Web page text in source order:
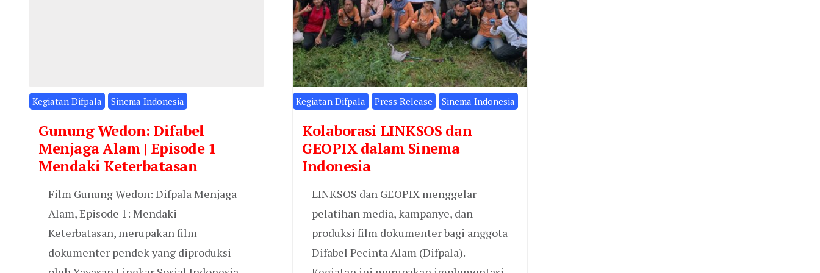
Kegiatan Difpala Sinema Indonesia
Gunung Wedon: Difabel
Menjaga Alam | Episode 1
Mendaki Keterbatasan
Film Gunung Wedon: Difpala Menjaga
Alam, Episode 1: Mendaki
Keterbatasan, merupakan film
dokumenter pendek yang diproduksi
Kegiatan Difpala Press Release Sinema Indonesia
Kolaborasi LINKSOS dan
GEOPIX dalam Sinema
Indonesia
LINKSOS dan GEOPIX menggelar
pelatihan media, kampanye, dan
produksi film dokumenter bagi anggota
Difabel Pecinta Alam (Difpala).